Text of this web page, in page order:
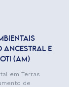
ANCESTRAL E
(AM)
em Terras
de